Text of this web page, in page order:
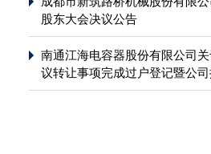
股东大会决议公告
南通江海电容器股份有限公司
议转让事项完成过户登记暨公